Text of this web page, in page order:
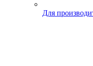
Для